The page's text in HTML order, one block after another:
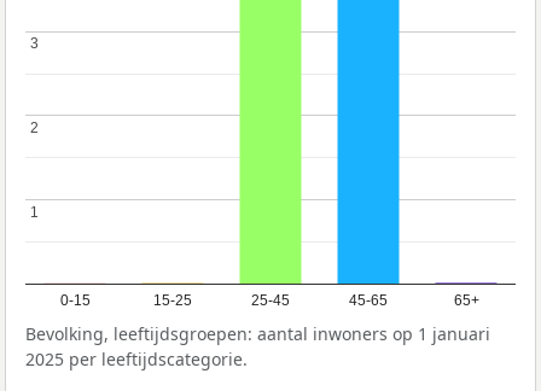
0-15 15-25 25-45 45-65 65+
1
1
2
2
3
3
Bevolking, leeftijdsgroepen: aantal inwoners op 1 januari
2025 per leeftijdscategorie.